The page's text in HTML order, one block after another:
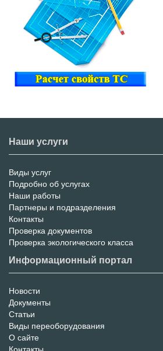
Наши услуги
Меню
услуг
Виды услуг
Подробно об услугах
Наши работы
Партнеры и подразделения
Контакты
Проверка документов
Проверка экологического класса
Информационный портал
Информационный
Портал
Новости
Документы
Статьи
Виды переоборудования
О сайте
Контакты